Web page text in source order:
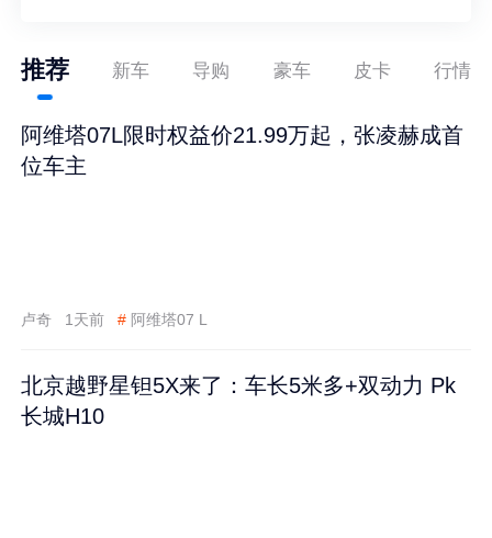
推荐 新车 导购 豪车 皮卡 行情
阿维塔07L限时权益价21.99万起，张凌赫成首
位车主
卢奇 1天前 # 阿维塔07 L
北京越野星钽5X来了：车长5米多+双动力 Pk
长城H10